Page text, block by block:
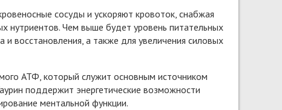
сосуды и ускоряют кровоток, снабжая
нутриентов. Чем выше будет уровень питательных
восстановления, а также для увеличения силовых
АТФ, который служит основным источником
поддержит энергетические возможности
ментальной функции.